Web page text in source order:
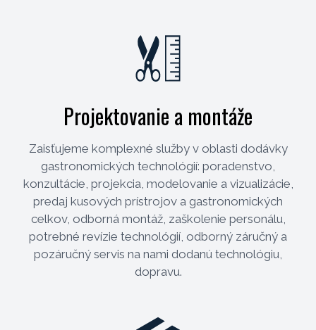
Projektovanie a montáže
Zaisťujeme komplexné služby v oblasti dodávky
gastronomických technológií: poradenstvo,
konzultácie, projekcia, modelovanie a vizualizácie,
predaj kusových prístrojov a gastronomických
celkov, odborná montáž, zaškolenie personálu,
potrebné revízie technológií, odborný záručný a
pozáručný servis na nami dodanú technológiu,
dopravu.